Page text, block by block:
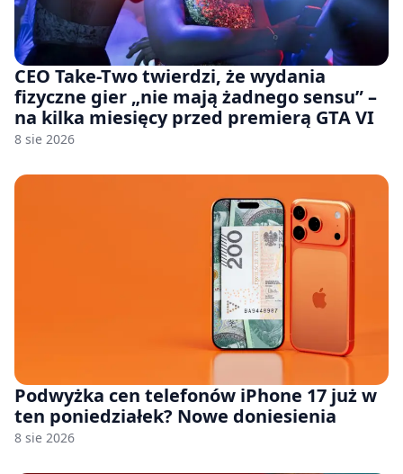
CEO Take-Two twierdzi, że wydania
fizyczne gier „nie mają żadnego sensu” –
na kilka miesięcy przed premierą GTA VI
8 sie 2026
Podwyżka cen telefonów iPhone 17 już w
ten poniedziałek? Nowe doniesienia
8 sie 2026